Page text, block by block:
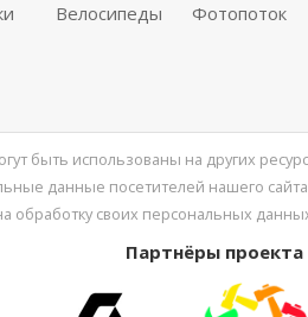
Велосипеды
Фотопоток
быть использованы на других
данные посетителей нашего сайта
обработку своих персональных
Партнёры проекта